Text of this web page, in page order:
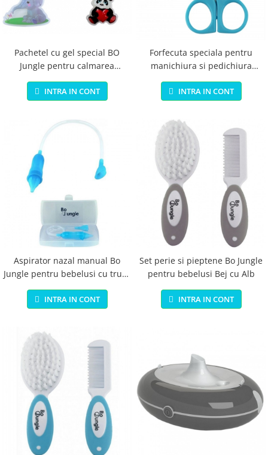
Jucarii si jocuri exterior
Placi pentru inot
Kituri constructie si pictura
Machete auto Diecast
Masinute Radiocomanda
Trenulete Electrice
Unico Plus
Vehicule
Biciclete fara pedale
Role, patine cu rotile
Trotinete
Organizatoare
Pachetel cu gel special BO
Jungle pentru calmarea
INTRA IN CONT
Forfecuta speciala pentru
manichiura si pedichiura
INTRA IN CONT
Aspirator nazal manual Bo
Jungle pentru bebelusi cu trusa
INTRA IN CONT
Set perie si pieptene Bo Jungle
pentru bebelusi Bej cu Alb
INTRA IN CONT